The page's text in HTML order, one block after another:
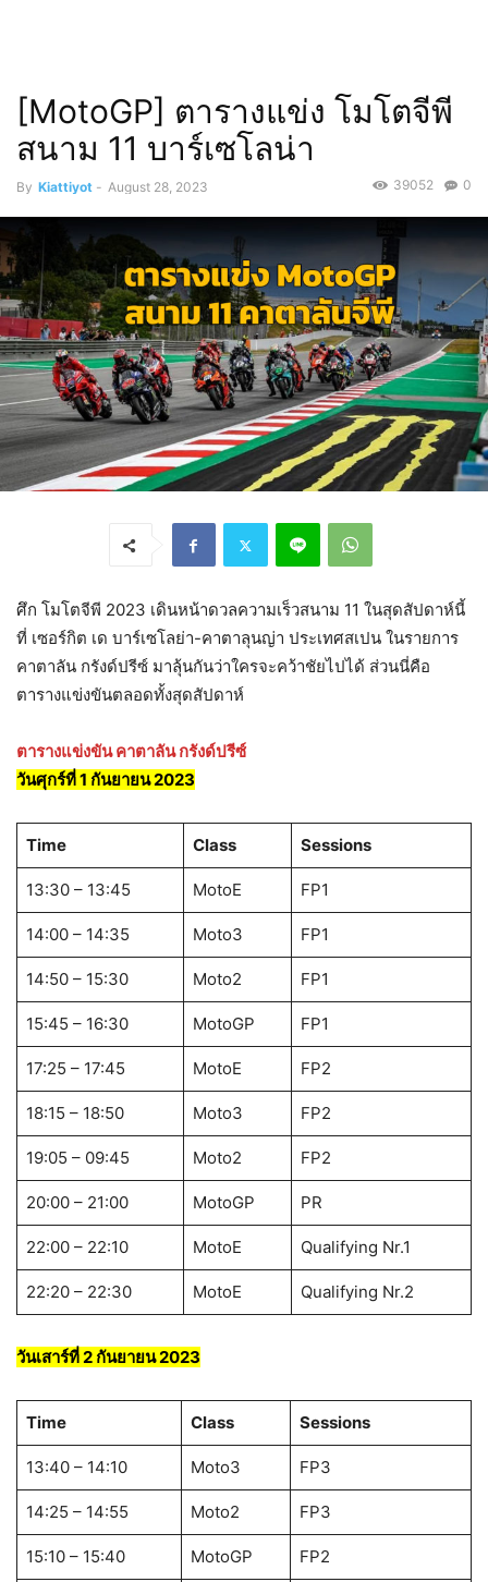
[MotoGP] ตารางแข่ง โมโตจีพี
สนาม 11 บาร์เซโลน่า
By Kiattiyot - August 28, 2023 0
39052
ศึก โมโตจีพี 2023 เดินหน้าดวลความเร็วสนาม 11 ในสุดสัปดาห์นี้
ที่ เซอร์กิต เด บาร์เซโลย่า-คาตาลุนญ่า ประเทศสเปน ในรายการ
คาตาลัน กรังด์ปรีซ์ มาลุ้นกันว่าใครจะคว้าชัยไปได้ ส่วนนี่คือ
ตารางแข่งขันตลอดทั้งสุดสัปดาห์
ตารางแข่งขัน คาตาลัน กรังด์ปรีซ์
วันศุกร์ที่ 1 กันยายน 2023
Time Class Sessions
13:30 – 13:45 MotoE FP1
14:00 – 14:35 Moto3 FP1
14:50 – 15:30 Moto2 FP1
15:45 – 16:30 MotoGP FP1
17:25 – 17:45 MotoE FP2
18:15 – 18:50 Moto3 FP2
19:05 – 09:45 Moto2 FP2
20:00 – 21:00 MotoGP PR
22:00 – 22:10 MotoE Qualifying Nr.1
22:20 – 22:30 MotoE Qualifying Nr.2
วันเสาร์ที่ 2 กันยายน 2023
Time Class Sessions
13:40 – 14:10 Moto3 FP3
14:25 – 14:55 Moto2 FP3
15:10 – 15:40 MotoGP FP2